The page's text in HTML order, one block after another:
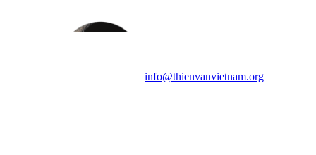
info@thienvanvietnam.org